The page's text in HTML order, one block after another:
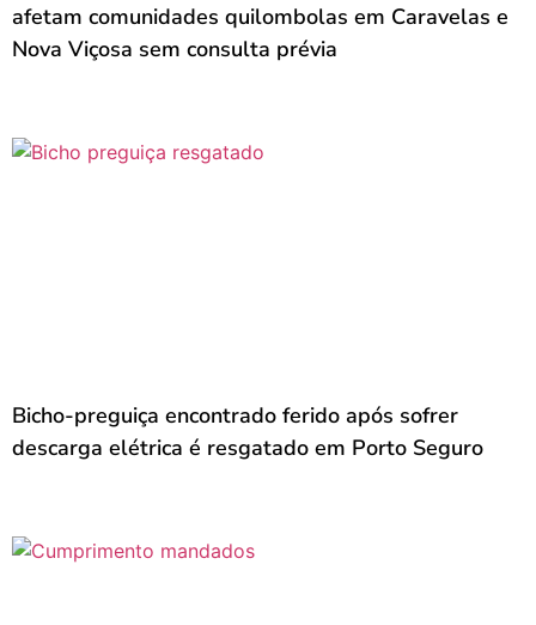
afetam comunidades quilombolas em Caravelas e
Nova Viçosa sem consulta prévia
Bicho-preguiça encontrado ferido após sofrer
descarga elétrica é resgatado em Porto Seguro